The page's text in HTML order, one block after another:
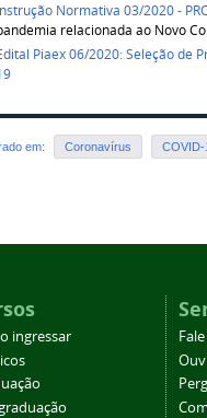
Normativa 03/2020 -
relacionada ao Novo
Piaex 06/2020: Seleção de
em: Coronavírus COVID-
ingressar